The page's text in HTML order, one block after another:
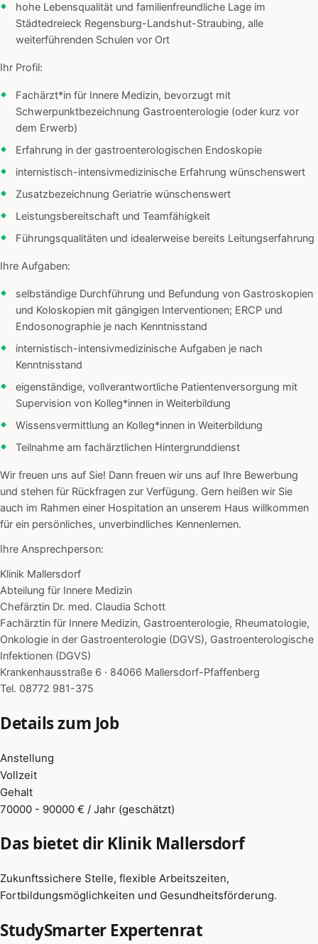
hohe Lebensqualität und familienfreundliche Lage im
Städtedreieck Regensburg-Landshut-Straubing, alle
weiterführenden Schulen vor Ort
Ihr Profil:
Fachärzt*in für Innere Medizin, bevorzugt mit
Schwerpunktbezeichnung Gastroenterologie (oder kurz vor
dem Erwerb)
Erfahrung in der gastroenterologischen Endoskopie
internistisch-intensivmedizinische Erfahrung wünschenswert
Zusatzbezeichnung Geriatrie wünschenswert
Leistungsbereitschaft und Teamfähigkeit
Führungsqualitäten und idealerweise bereits Leitungserfahrung
Ihre Aufgaben:
selbständige Durchführung und Befundung von Gastroskopien
und Koloskopien mit gängigen Interventionen; ERCP und
Endosonographie je nach Kenntnisstand
internistisch-intensivmedizinische Aufgaben je nach
Kenntnisstand
eigenständige, vollverantwortliche Patientenversorgung mit
Supervision von Kolleg*innen in Weiterbildung
Wissensvermittlung an Kolleg*innen in Weiterbildung
Teilnahme am fachärztlichen Hintergrunddienst
Wir freuen uns auf Sie! Dann freuen wir uns auf Ihre Bewerbung
und stehen für Rückfragen zur Verfügung. Gern heißen wir Sie
auch im Rahmen einer Hospitation an unserem Haus willkommen
für ein persönliches, unverbindliches Kennenlernen.
Ihre Ansprechperson:
Klinik Mallersdorf
Abteilung für Innere Medizin
Chefärztin Dr. med. Claudia Schott
Fachärztin für Innere Medizin, Gastroenterologie, Rheumatologie,
Onkologie in der Gastroenterologie (DGVS), Gastroenterologische
Infektionen (DGVS)
Krankenhausstraße 6 · 84066 Mallersdorf-Pfaffenberg
Tel. 08772 981-375
Details zum Job
Anstellung
Vollzeit
Gehalt
70000 - 90000 € / Jahr (geschätzt)
Das bietet dir Klinik Mallersdorf
Zukunftssichere Stelle, flexible Arbeitszeiten,
Fortbildungsmöglichkeiten und Gesundheitsförderung.
StudySmarter Expertenrat